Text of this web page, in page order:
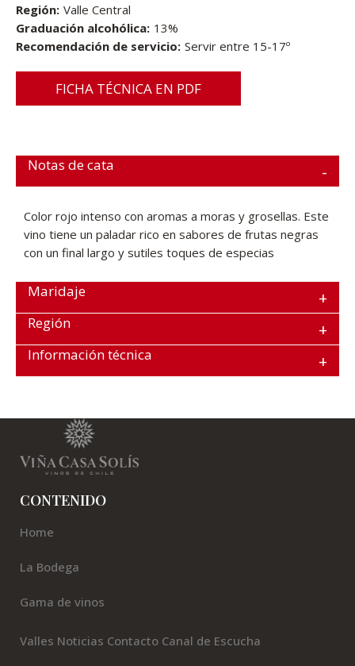
Región: Valle Central
Graduación alcohólica: 13%
Recomendación de servicio: Servir entre 15-17º
FICHA TÉCNICA EN PDF
Notas de cata
Color rojo intenso con aromas a moras y grosellas. Este
vino tiene un paladar rico en sabores de frutas negras
con un final largo y sutiles toques de especias
Maridaje
Región
Información técnica
CONTENIDO
Home
La Bodega
Gama de vinos
Valles Noticias Contacto Canal de Escucha